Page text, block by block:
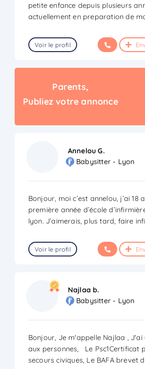
petite enfance depuis plusieurs
actuellement en preparation de
Voir le profil
Parents,
Publiez votre annonce
Annelou G.
Babysitter - Lyon
Bonjour, moi c’est annelou, j’ai 18
première année d’école
lyon. J’aimerais, plus tard, faire
Voir le profil
Najlaa b.
Babysitter - Lyon
Bonjour, Je m'appelle Najlaa , J'ai
aux personnes, Le Psc1Certificat
secours civiques, Le BAFA brevet